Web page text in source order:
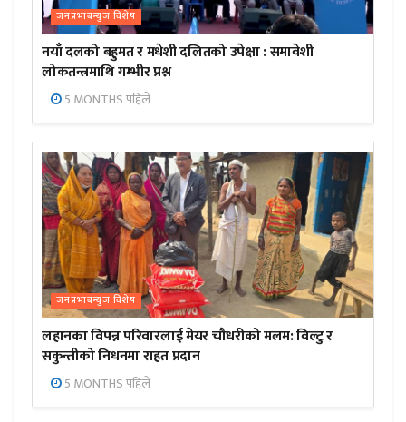
जनप्रभाबन्युज विशेष
नयाँ दलको बहुमत र मधेशी दलितको उपेक्षा : समावेशी
लोकतन्त्रमाथि गम्भीर प्रश्न
5 MONTHS पहिले
जनप्रभाबन्युज विशेष
लहानका विपन्न परिवारलाई मेयर चौधरीको मलम: विल्टु र
सकुन्तीको निधनमा राहत प्रदान
5 MONTHS पहिले